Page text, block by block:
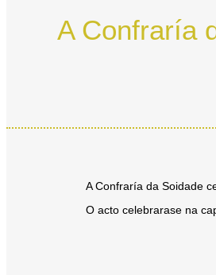
A Confraría
A Confraría da Soidade
O acto celebrarase na